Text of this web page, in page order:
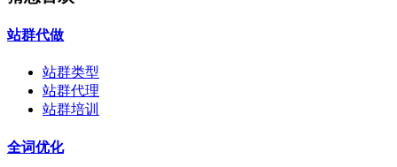
站群代做
站群类型
站群代理
站群培训
全词优化